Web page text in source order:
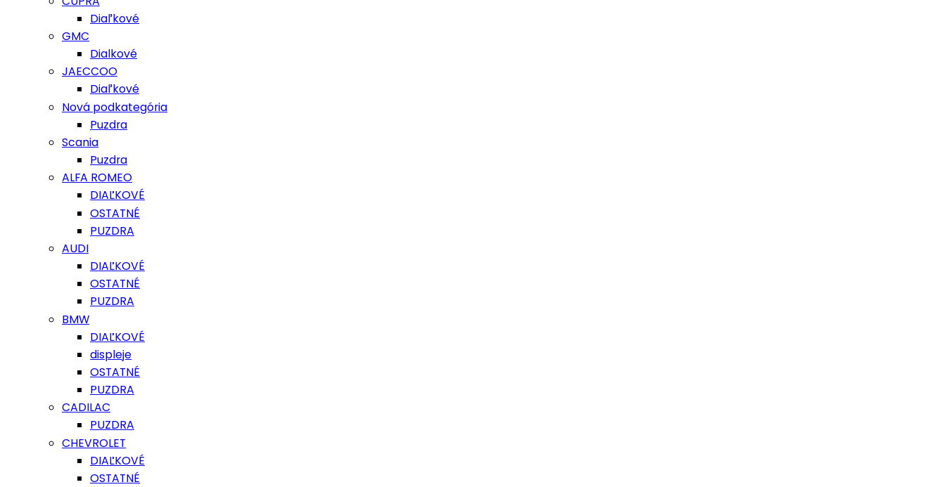
Diaľkové
GMC
Dialkové
JAECCOO
Diaľkové
Nová podkategória
Puzdra
Scania
Puzdra
ALFA ROMEO
DIAĽKOVÉ
OSTATNÉ
PUZDRA
AUDI
DIAĽKOVÉ
OSTATNÉ
PUZDRA
BMW
DIAĽKOVÉ
displeje
OSTATNÉ
PUZDRA
CADILAC
PUZDRA
CHEVROLET
DIAĽKOVÉ
OSTATNÉ